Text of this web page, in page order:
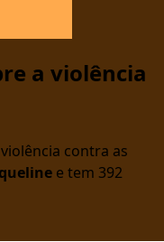
a violência
contra as
e tem 392